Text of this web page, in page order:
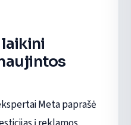
Meta paprašė